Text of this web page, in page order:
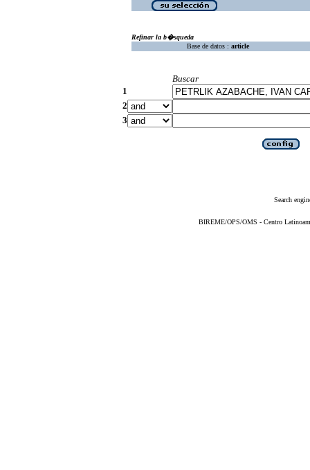
Refinar la b�squeda
Base de datos : article
Buscar
1
2
3
Search
BIREME/OPS/OMS - Centro